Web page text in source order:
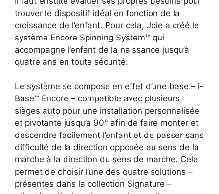
trouver le dispositif idéal en fonction de la
croissance de l’enfant. Pour cela, Joie a créé le
système Encore Spinning System™ qui
accompagne l’enfant de la naissance jusqu’à
quatre ans en toute sécurité.
Le système se compose en effet d’une base – i-
Base™ Encore – compatible avec plusieurs
sièges auto pour une installation personnalisée
et pivotante jusqu’à 90° afin de faire monter et
descendre facilement l’enfant et de passer sans
difficulté de la direction opposée au sens de la
marche à la direction du sens de marche. Cela
permet de choisir l’une des quatre solutions –
présentes dans la collection Signature –